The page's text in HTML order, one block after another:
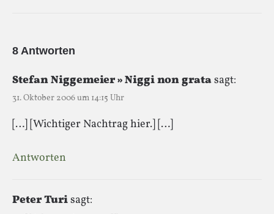
8 Antworten
Stefan Niggemeier » Niggi non gratasagt:
31. Oktober 2006 um 14:15 Uhr
[…] [Wichtiger Nachtrag hier.] […]
Antworten
Peter Turisagt: